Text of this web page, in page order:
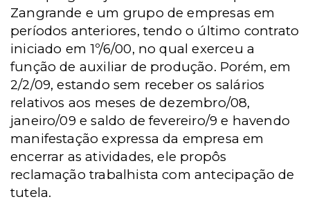
Zangrande e um grupo de empresas em
períodos anteriores, tendo o último contrato
iniciado em 1º/6/00, no qual exerceu a
função de auxiliar de produção. Porém, em
2/2/09, estando sem receber os salários
relativos aos meses de dezembro/08,
janeiro/09 e saldo de fevereiro/9 e havendo
manifestação expressa da empresa em
encerrar as atividades, ele propôs
reclamação trabalhista com antecipação de
tutela.